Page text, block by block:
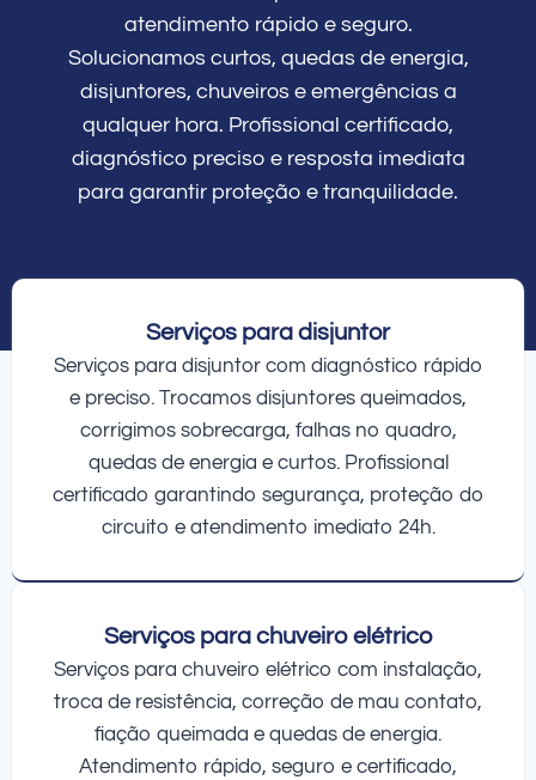
atendimento rápido e seguro.
Solucionamos curtos, quedas de energia,
disjuntores, chuveiros e emergências a
qualquer hora. Profissional certificado,
diagnóstico preciso e resposta imediata
para garantir proteção e tranquilidade.
Serviços para disjuntor
Serviços para disjuntor com diagnóstico rápido
e preciso. Trocamos disjuntores queimados,
corrigimos sobrecarga, falhas no quadro,
quedas de energia e curtos. Profissional
certificado garantindo segurança, proteção do
circuito e atendimento imediato 24h.
Serviços para chuveiro elétrico
Serviços para chuveiro elétrico com instalação,
troca de resistência, correção de mau contato,
fiação queimada e quedas de energia.
Atendimento rápido, seguro e certificado,